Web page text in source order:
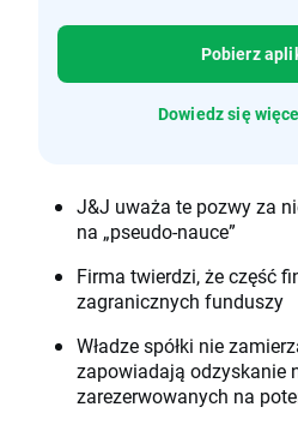
Pobierz
Dowiedz się
J&J uważa te pozwy za
na „pseudo-nauce”
Firma twierdzi, że część
zagranicznych funduszy
Władze spółki nie
zapowiadają odzyskanie
zarezerwowanych na